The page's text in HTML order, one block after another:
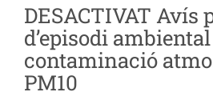
DESACTIVAT Avís
d’episodi
contaminació
PM10